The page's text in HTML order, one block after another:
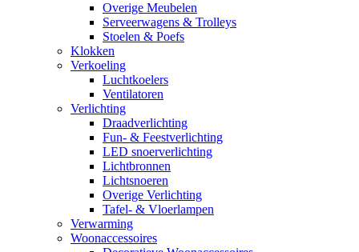
Overige Meubelen
Serveerwagens & Trolleys
Stoelen & Poefs
Klokken
Verkoeling
Luchtkoelers
Ventilatoren
Verlichting
Draadverlichting
Fun- & Feestverlichting
LED snoerverlichting
Lichtbronnen
Lichtsnoeren
Overige Verlichting
Tafel- & Vloerlampen
Verwarming
Woonaccessoires